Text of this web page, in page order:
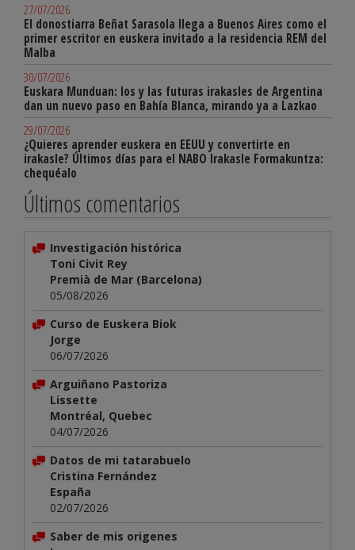
27/07/2026
El donostiarra Beñat Sarasola llega a Buenos Aires como el
primer escritor en euskera invitado a la residencia REM del
Malba
30/07/2026
Euskara Munduan: los y las futuras irakasles de Argentina
dan un nuevo paso en Bahía Blanca, mirando ya a Lazkao
29/07/2026
¿Quieres aprender euskera en EEUU y convertirte en
irakasle? Últimos días para el NABO Irakasle Formakuntza:
chequéalo
Últimos comentarios
Investigación histórica
Toni Civit Rey
Premià de Mar (Barcelona)
05/08/2026
Curso de Euskera Biok
Jorge
06/07/2026
Arguiñano Pastoriza
Lissette
Montréal, Quebec
04/07/2026
Datos de mi tatarabuelo
Cristina Fernández
España
02/07/2026
Saber de mis origenes